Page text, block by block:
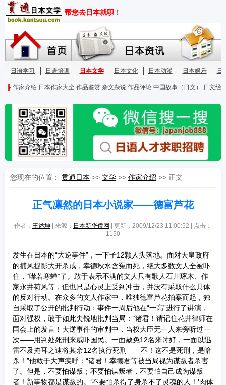
您现在的位置： 贯通日本 >> 文学 >> 作家介绍 >> 正文
正气凛然的日本小说家——德富芦花
作者： 王述坤 | 来源： 日本新华侨网
| 更新：2009/12/23 11:00:52 | 点击：
1150
发生在日本的“大逆事件”，一下子12颗人头落地。面对天皇政府
的捕风捉影大开杀戒，幸德秋水含冤而死，绝大多数文人全被吓
住，“噤若寒蝉”了。敢于表示不满的文人只有歌人石川琢木、作
家永井荷风等，但也只是心灵上受到冲击，并没有采取什么具体
的反对行动。在众多的文人作家中，唯独德富芦花拍案而起，独
自采取了公开的批判行动：事件一周后他在“一高”进行了讲演，
面对强权，敢于如此尖锐地批判当局：“诸君！请记住花井律师在
国会上的发言！大逆事件的审判中，当权大臣无一人来旁听过一
次——用判处死刑来威吓国民。一面赦免12名来讨好，一面以迅
雷不及掩耳之速将其余12名执行死刑——不！这不是死刑，是暗
杀！”他敢于大声疾呼：“诸君！幸德君等被当局视为谋叛者杀害
了。但是，不要怕谋叛；不要怕谋叛者，不要怕自己成为谋叛
者！新事物都是谋叛的。‘不要怕杀得了身杀不了灵魂的人！’肉体